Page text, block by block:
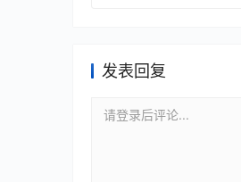
发表回复
请登录后评论...